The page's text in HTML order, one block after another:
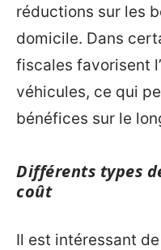
réductions sur les
domicile. Dans
fiscales favorisent
véhicules, ce qui
bénéfices sur le
Différents types
coût
Il est intéressant